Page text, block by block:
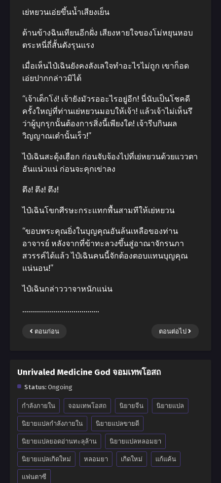
เย่หยวนเอ่ยขึ้นน้ำเสียงเย็น
ด้านข้างฉินเทียนอีกฝั่ง เสียงหายใจของโม่หยุนหอบ
ตระหนี่ถี่สั้นดังรุนแรง
เมื่อเห็นไป๋เฉินยังคงลังเลใจทำอะไรไม่ถูก เขาก็อด
เอ่ยปากกล่าวมิได้
“เจ้าเด็กโง่! เจ้ายังมัวรออะไรอยู่อีก! นี่นับเป็นโชคดี
ครั้งใหญ่ที่ท่านเย่หยวนมอบให้เจ้า! แล้วเจ้าไม่เห็นรึ
ว่าผู้บุกรุกนั้นต้องการสิ่งนี้เพียงใด! เจ้ารีบกินผล
วิญญาณเต๋านั้นเร็ว!”
ไป๋เฉินสะดุ้งเฮือก ก่อนจับจ้องไปที่เย่หยวนด้วยแววตา
อันแน่วแน่ ก่อนจะคุกเข่าลง
ตึง! ตึง! ตึง!
ไป๋เฉินโขกศีรษะกระแทกพื้นสามทีให้เย่หยวน
“ขอบพระคุณยิ่งในบุญคุณอันล้นเหลือของท่าน
อาจารย์ หลังจากที่ข้าทะลวงขึ้นสู่อาณาจักรนภา
สวรรค์ได้แล้ว ไป๋เฉินคนนี้จักต้องตอบแทนบุญคุณ
แน่นอน!”
ไป๋เฉินกล่าววาจาหนักแน่น
…………………………………
ตอนก่อน ตอนต่อไป
Unrivaled Medicine God จอมเทพโอสถ
Status: Ongoing
กำลังภายใน จอมเทพโอสถ นิยายจีน นิยายแปล
นิยายแปลกำลังภายใน นิยายแปลขายดี
นิยายแปลยอดอ่านทะลุล้าน นิยายแปลหลอมยา
นิยายแปลเกิดใหม่ หลอมยา เกิดใหม่ แก้แค้น
แฟนตาซี